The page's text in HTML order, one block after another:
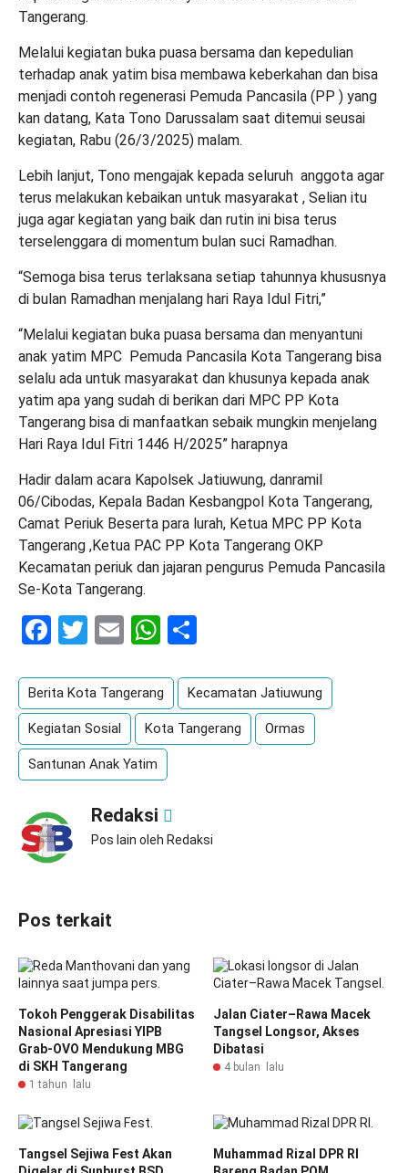
Tangerang.
Melalui kegiatan buka puasa bersama dan kepedulian
terhadap anak yatim bisa membawa keberkahan dan bisa
menjadi contoh regenerasi Pemuda Pancasila (PP ) yang
kan datang, Kata Tono Darussalam saat ditemui seusai
kegiatan, Rabu (26/3/2025) malam.
Lebih lanjut, Tono mengajak kepada seluruh anggota agar
terus melakukan kebaikan untuk masyarakat , Selian itu
juga agar kegiatan yang baik dan rutin ini bisa terus
terselenggara di momentum bulan suci Ramadhan.
“Semoga bisa terus terlaksana setiap tahunnya khususnya
di bulan Ramadhan menjalang hari Raya Idul Fitri,”
“Melalui kegiatan buka puasa bersama dan menyantuni
anak yatim MPC Pemuda Pancasila Kota Tangerang bisa
selalu ada untuk masyarakat dan khusunya kepada anak
yatim apa yang sudah di berikan dari MPC PP Kota
Tangerang bisa di manfaatkan sebaik mungkin menjelang
Hari Raya Idul Fitri 1446 H/2025” harapnya
Hadir dalam acara Kapolsek Jatiuwung, danramil
06/Cibodas, Kepala Badan Kesbangpol Kota Tangerang,
Camat Periuk Beserta para lurah, Ketua MPC PP Kota
Tangerang ,Ketua PAC PP Kota Tangerang OKP
Kecamatan periuk dan jajaran pengurus Pemuda Pancasila
Se-Kota Tangerang.
Facebook
Twitter
EmailWhatsApp
Berita Kota Tangerang Kecamatan Jatiuwung
Kegiatan Sosial Kota Tangerang Ormas
Santunan Anak Yatim
Redaksi
Pos lain oleh Redaksi
Pos terkait
Tokoh Penggerak Disabilitas
Nasional Apresiasi YIPB
Grab-OVO Mendukung MBG
di SKH Tangerang
1 tahun lalu
Jalan Ciater–Rawa Macek
Tangsel Longsor, Akses
Dibatasi
4 bulan lalu
Tangsel Sejiwa Fest Akan
Muhammad Rizal DPR RI